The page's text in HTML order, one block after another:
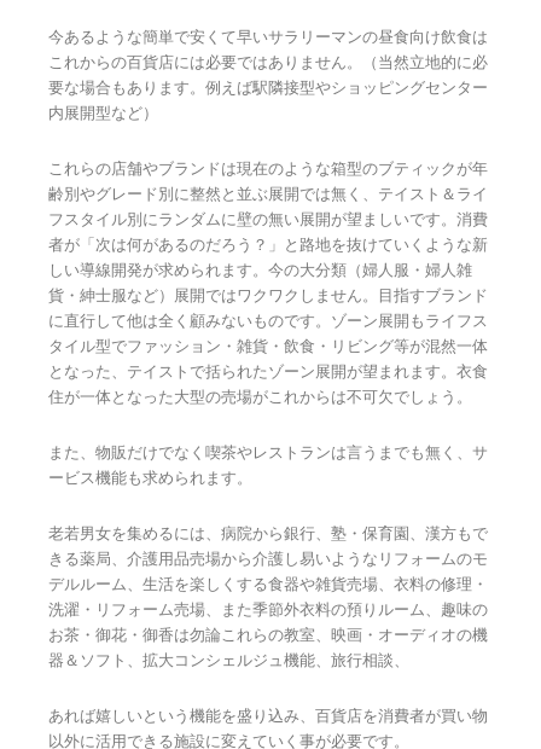
今あるような簡単で安くて早いサラリーマンの昼食向け飲食は
これからの百貨店には必要ではありません。（当然立地的に必
要な場合もあります。例えば駅隣接型やショッピングセンター
内展開型など）
これらの店舗やブランドは現在のような箱型のブティックが年
齢別やグレード別に整然と並ぶ展開では無く、テイスト＆ライ
フスタイル別にランダムに壁の無い展開が望ましいです。消費
者が「次は何があるのだろう？」と路地を抜けていくような新
しい導線開発が求められます。今の大分類（婦人服・婦人雑
貨・紳士服など）展開ではワクワクしません。目指すブランド
に直行して他は全く顧みないものです。ゾーン展開もライフス
タイル型でファッション・雑貨・飲食・リビング等が混然一体
となった、テイストで括られたゾーン展開が望まれます。衣食
住が一体となった大型の売場がこれからは不可欠でしょう。
また、物販だけでなく喫茶やレストランは言うまでも無く、サ
ービス機能も求められます。
老若男女を集めるには、病院から銀行、塾・保育園、漢方もで
きる薬局、介護用品売場から介護し易いようなリフォームのモ
デルルーム、生活を楽しくする食器や雑貨売場、衣料の修理・
洗濯・リフォーム売場、また季節外衣料の預りルーム、趣味の
お茶・御花・御香は勿論これらの教室、映画・オーディオの機
器＆ソフト、拡大コンシェルジュ機能、旅行相談、
あれば嬉しいという機能を盛り込み、百貨店を消費者が買い物
以外に活用できる施設に変えていく事が必要です。